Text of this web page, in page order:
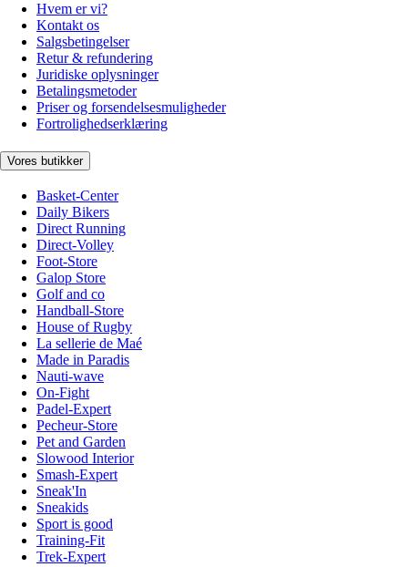
Hvem er vi?
Kontakt os
Salgsbetingelser
Retur & refundering
Juridiske oplysninger
Betalingsmetoder
Priser og forsendelsesmuligheder
Fortrolighedserklæring
Vores butikker
Basket-Center
Daily Bikers
Direct Running
Direct-Volley
Foot-Store
Galop Store
Golf and co
Handball-Store
House of Rugby
La sellerie de Maé
Made in Paradis
Nauti-wave
On-Fight
Padel-Expert
Pecheur-Store
Pet and Garden
Slowood Interior
Smash-Expert
Sneak'In
Sneakids
Sport is good
Training-Fit
Trek-Expert